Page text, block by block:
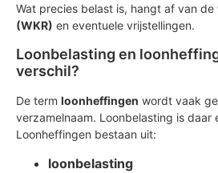
Wat precies belast is, hangt af van de
(WKR) en eventuele vrijstellingen.
Loonbelasting en
verschil?
De term loonheffingen wordt vaak
verzamelnaam. Loonbelasting is daar
Loonheffingen bestaan uit:
loonbelasting